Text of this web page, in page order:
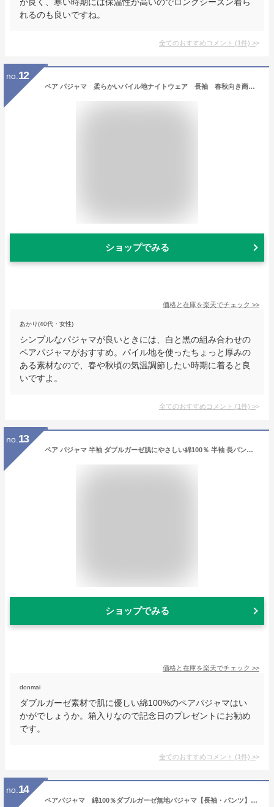
れるのも良いですね。
全てのおすすめコメント (1件) >
no. 12
ペア パジャマ 柔らかいパイル地ナイトウェア 長袖 春秋向き商 プレゼント ブライダルギフト レディースパジャマ メンズパジャマ おそろい 結婚祝い カップル
ショップでみる
価格と在庫を楽天でチェック >>
あかり(40代・女性)
シンプルなパジャマが良いときには、白と黒の組み合わせの
ペアパジャマがおすすめ。パイル地を使ったちょっと厚みの
ある素材なので、春や秋頃の気温調節したい時期に着ると良
いですよ。
全てのおすすめコメント (1件) >
no. 13
ペア パジャマ 半袖 ダブルガーゼ肌にやさしい綿100％ 半袖 長パンツ ギフトパジャマ 父の日 母の日 プレゼント メンズ レディース ルームウェア 結婚祝い
ショップでみる
価格と在庫を楽天でチェック >>
donmai
ダブルガーゼ素材で肌に優しい綿100%のペアパジャマはい
かがでしょうか。箱入りなので記念日のプレゼントにお勧め
です。
全てのおすすめコメント (1件) >
no. 14
ペアパジャマ 綿100％ダブルガーゼ無地パジャマ【長袖・パンツ】【春・初秋向き商品】【ギフトパジャマ】【父の日 母の日ギフト】【ギフト】【プレゼント】【メンズ・レディース】